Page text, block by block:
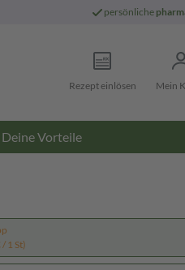
persönliche
Rezept einlösen Mein
Deine Vorteile
1 St)